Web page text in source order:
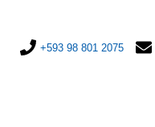
+593 98 801 2075